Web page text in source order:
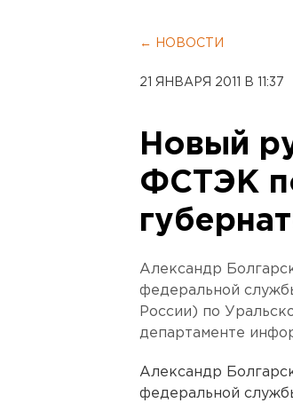
← НОВОСТИ
21 ЯНВАРЯ 2011 В 11:37
Новый
ФСТЭК
Александр
федеральной
России) по
департаменте
Александр
федеральной